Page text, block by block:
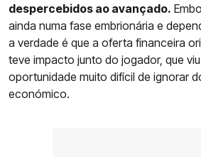
despercebidos ao avançado.
ainda numa fase embrionária e
a verdade é que a oferta financeira
teve impacto junto do jogador, que
oportunidade muito difícil de ignorar
económico.